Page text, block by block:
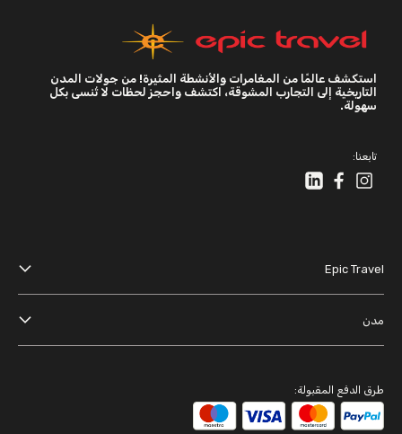
استكشف عالمًا من المغامرات والأنشطة المثيرة! من جولات المدن
التاريخية إلى التجارب المشوقة، اكتشف واحجز لحظات لا تُنسى بكل
سهولة.
تابعنا:
Epic Travel
مدن
باريس
بانكوك
طرق الدفع المقبولة: